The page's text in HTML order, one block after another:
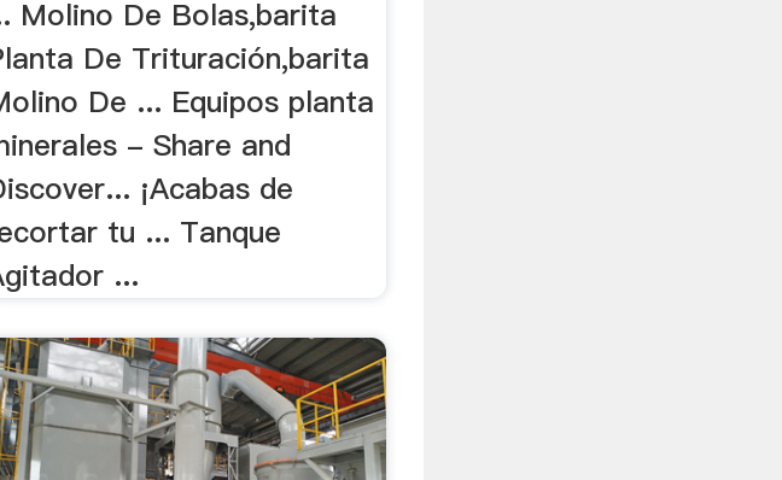
Molino De Bolas,barita
De Trituración,barita
De ... Equipos planta
- Share and
¡Acabas de
tu ... Tanque
...